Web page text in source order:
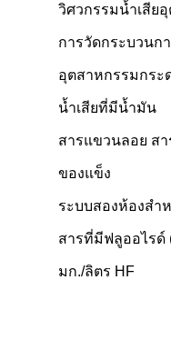
วิศวกรรมน้ำเสีย
การวัดกระบวนก
อุตสาหกรรมกระ
น้ำเสียที่มีน้ำมัน
สารแขวนลอย ส
ของแข็ง
ระบบสองห้องสำ
สารที่มีฟลูออไรด์
มก./ลิตร HF